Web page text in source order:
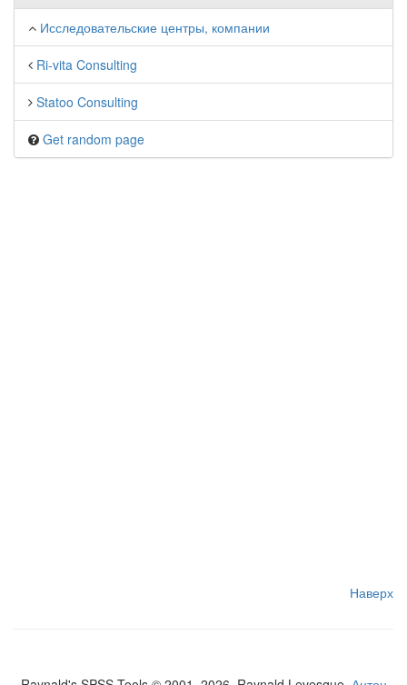
Исследовательские центры, компании
Ri-vita Consulting
Statoo Consulting
Get random page
Наверх